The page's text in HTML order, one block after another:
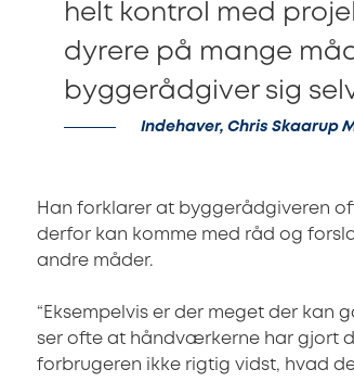
helt kontrol med
dyrere på mange
byggerådgiver sig
Indehaver, Chris Skaarup
Han forklarer at byggerådgiveren
derfor kan komme med råd og
andre måder.
“Eksempelvis er der meget der
ser ofte at håndværkerne har gjort
forbrugeren ikke rigtig vidst, hvad